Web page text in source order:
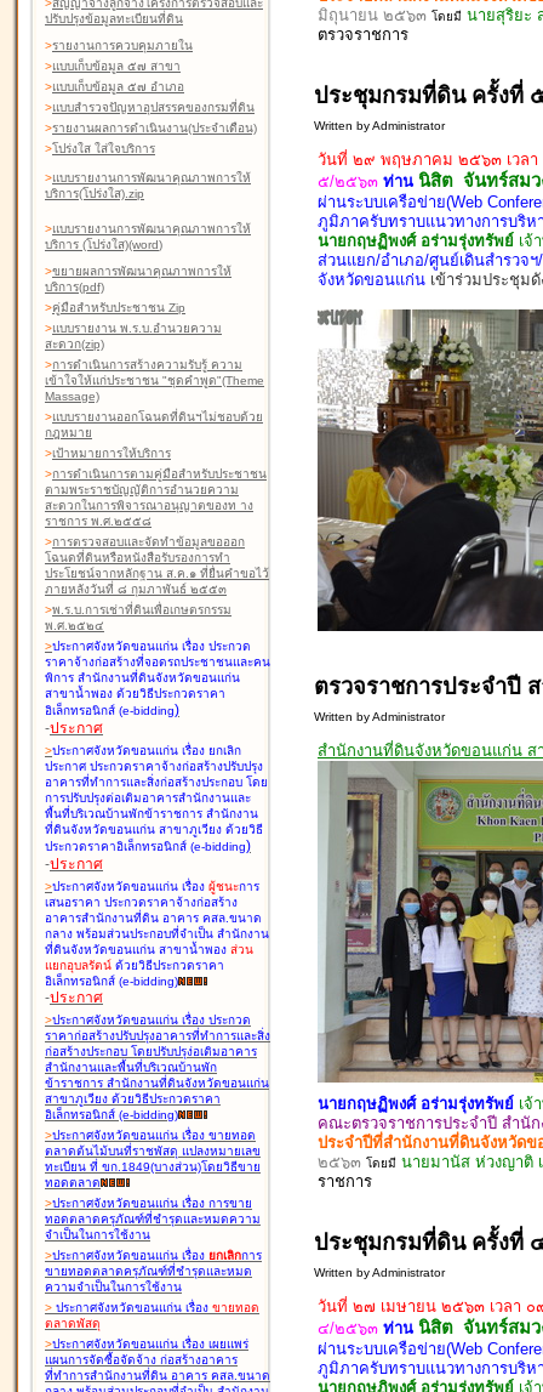
ปรับปรุงข้อมูลทะเบียนที่ดิน
>รายงานการควบคุมภายใน
>แบบเก็บข้อมูล ๕๗ สาขา
>แบบเก็บข้อมูล ๕๗ อำเภอ
>แบบสำรวจปัญหาอุปสรรคของกรมที่ดิน
>รายงานผลการดำเนินงาน(ประจำเดือน)
>โปร่งใส ใส่ใจบริการ
>แบบรายงานการพัฒนาคุณภาพการให้
บริการ(โปร่งใส).zip
>แบบรายงานการพัฒนาคุณภาพการให้
บริการ (โปร่งใส)(word)
>ขยายผลการพัฒนาคุณภาพการให้
บริการ(pdf)
>คู่มือสำหรับประชาชน Zip
>แบบรายงาน พ.ร.บ.อำนวยความ
สะดวก(zip)
>การดำเนินการสร้างความรับรู้ ความ
เข้าใจให้แก่ประชาชน "ชุดคำพูด"(Theme
Massage)
>แบบรายงานออกโฉนดที่ดินฯไม่ชอบด้วย
กฎหมาย
>เป้าหมายการให้บริการ
>การดำเนินการตามคู่มือสำหรับประชาชน
ตามพระราชบัญญัติการอำนวยความ
สะดวกในการพิจารณาอนุญาตของท าง
ราชการ พ.ศ.๒๕๕๘
>การตรวจสอบและจัดทำข้อมูลขอออก
โฉนดที่ดินหรือหนังสือรับรองการทำ
ประโยชน์จากหลักฐาน ส.ค.๑ ที่ยื่นคำขอไว้
ภายหลังวันที่ ๘ กุมภาพันธ์ ๒๕๕๓
>พ.ร.บ.การเช่าที่ดินเพื่อเกษตรกรรม
พ.ศ.๒๕๒๔
>ประกาศจังหวัดขอนแก่น เรื่อง ประกวด
ราคาจ้างก่อสร้างที่จอดรถประชาชนและคน
พิการ สำนักงานที่ดินจังหวัดขอนแก่น
สาขาน้ำพอง ด้วยวิธีประกวดราคา
อิเล็กทรอนิกส์ (e-bidding)
-ประกาศ
>ประกาศจังหวัดขอนแก่น เรื่อง ยกเลิก
ประกาศ ประกวดราคาจ้างก่อสร้างปรับปรุง
อาคารที่ทำการและสิ่งก่อสร้างประกอบ โดย
การปรับปรุงต่อเติมอาคารสำนักงานและ
พื้นที่บริเวณบ้านพักข้าราชการ สำนักงาน
ที่ดินจังหวัดขอนแก่น สาขาภูเวียง ด้วยวิธี
ประกวดราคาอิเล็กทรอนิกส์ (e-bidding)
-ประกาศ
>ประกาศจังหวัดขอนแก่น เรื่อง ผู้ชนะการ
เสนอราคา ประกวดราคาจ้างก่อสร้าง
อาคารสำนักงานที่ดิน อาคาร คสล.ขนาด
กลาง พร้อมส่วนประกอบที่จำเป็น สำนักงาน
ที่ดินจังหวัดขอนแก่น สาขาน้ำพอง ส่วน
แยกอุบลรัตน์ ด้วยวิธีประกวดราคา
อิเล็กทรอนิกส์ (e-bidding)
-ประกาศ
>ประกาศจังหวัดขอนแก่น เรื่อง ประกวด
ราคาก่อสร้างปรับปรุงอาคารที่ทำการและสิ่ง
ก่อสร้างประกอบ โดยปรับปรุง่อเติมอาคาร
สำนักงานและพื้นที่บริเวณบ้านพัก
ข้าราชการ สำนักงานที่ดินจังหวัดขอนแก่น
สาขาภูเวียง ด้วยวิธีประกวดราคา
อิเล็กทรอนิกส์ (e-bidding)
>ประกาศจังหวัดขอนแก่น เรื่อง ขายทอด
ตลาดต้นไม้บนที่ราชพัสดุ แปลงหมายเลข
ทะเบียน ที่ ขก.1849(บางส่วน)โดยวิธีขาย
ทอดตลาด
>ประกาศจังหวัดขอนแก่น เรื่อง การขาย
ทอดตลาดครุภัณฑ์ที่ชำรุดและหมดความ
จำเป็นในการใช้งาน
>ประกาศจังหวัดขอนแก่น เรื่อง ยกเลิกการ
ขายทอดตลาดครุภัณฑ์ที่ชำรุดและหมด
ความจำเป็นในการใช้งาน
> ประกาศจังหวัดขอนแก่น เรื่อง ขายทอด
ตลาดพัสดุ
>ประกาศจังหวัดขอนแก่น เรื่อง เผยแพร่
แผนการจัดซื้อจัดจ้าง ก่อสร้างอาคาร
ที่ทำการสำนักงานที่ดิน อาคาร คสล.ขนาด
มิถุนายน ๒๕๖๓ โดยมี นายสุริยะ
ตรวจราชการ
ประชุมกรมที่ดิน ครั้งที่
Written by Administrator
วันที่ ๒๙ พฤษภาคม ๒๕๖๓ เวล
๕/๒๕๖๓ ท่าน นิสิต จันทร์สม
ผ่านระบบเครือข่าย(Web
ภูมิภาครับทราบแนวทางการบริ
นายกฤษฏิพงศ์ อร่ามรุ่งทรัพย์ เจ้
ส่วนแยก/อำเภอ/ศูนย์เดินสำรวจ
จังหวัดขอนแก่น เข้าร่วมประชุมดั
ตรวจราชการประจำปี
Written by Administrator
สำนักงานที่ดินจังหวัดขอนแก่น ส
นายกฤษฏิพงศ์ อร่ามรุ่งทรัพย์ เจ้
คณะตรวจราชการประจำปี สำนั
ประจำปีที่สำนักงานที่ดินจังหวัด
๒๕๖๓ โดยมี นายมานัส ห่วงญาติ
ราชการ
ประชุมกรมที่ดิน ครั้งที่
Written by Administrator
วันที่ ๒๗ เมษายน ๒๕๖๓ เวลา ๐
๔/๒๕๖๓ ท่าน นิสิต จันทร์สม
ผ่านระบบเครือข่าย(Web
ภูมิภาครับทราบแนวทางการบริ
นายกฤษฏิพงศ์ อร่ามรุ่งทรัพย์ เจ้